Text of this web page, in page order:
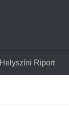
Helyszíni Riport